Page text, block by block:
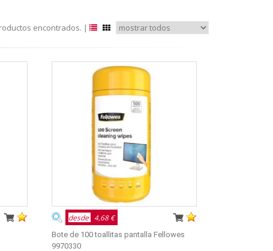
encontrados. |
desde 4,68 €
Bote de 100 toallitas pantalla Fellowes
9970330